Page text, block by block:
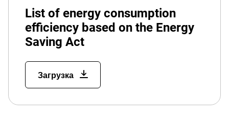
List of energy consumption
efficiency based on the Energy
Saving Act
Загрузка